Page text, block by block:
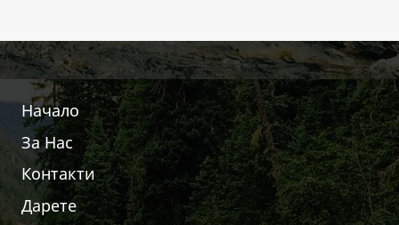
Начало
За Нас
Контакти
Дарете